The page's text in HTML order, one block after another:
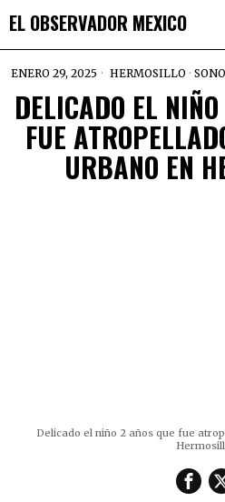
EL OBSERVADOR MEXICO
ENERO 29, 2025 HERMOSILLO ·
DELICADO EL
FUE
URBANO EN
Delicado el niño 2 años que fue